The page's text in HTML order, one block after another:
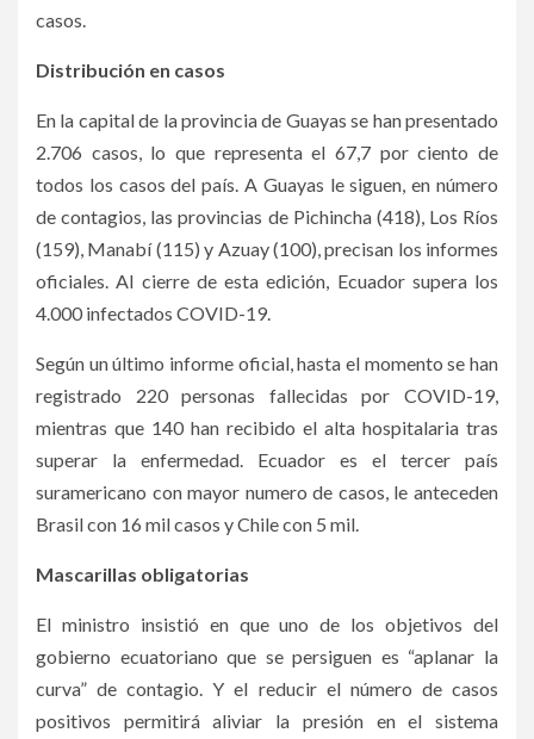
casos.
Distribución en casos
En la capital de la provincia de Guayas se han presentado
2.706 casos, lo que representa el 67,7 por ciento de
todos los casos del país. A Guayas le siguen, en número
de contagios, las provincias de Pichincha (418), Los Ríos
(159), Manabí (115) y Azuay (100), precisan los informes
oficiales. Al cierre de esta edición, Ecuador supera los
4.000 infectados COVID-19.
Según un último informe oficial, hasta el momento se han
registrado 220 personas fallecidas por COVID-19,
mientras que 140 han recibido el alta hospitalaria tras
superar la enfermedad. Ecuador es el tercer país
suramericano con mayor numero de casos, le anteceden
Brasil con 16 mil casos y Chile con 5 mil.
Mascarillas obligatorias
El ministro insistió en que uno de los objetivos del
gobierno ecuatoriano que se persiguen es “aplanar la
curva” de contagio. Y el reducir el número de casos
positivos permitirá aliviar la presión en el sistema